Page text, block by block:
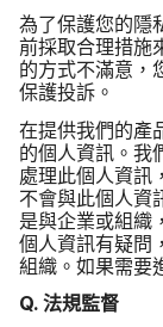
為了​保護​您​的​隱
前​採取​合理​措施​
的​方式​不​滿意，​
保護​投訴。
在​提供​我們​的​產
的​個人​資訊。​我
處理​此​個人​資訊
不會​與​此​個​人​資
是​與​企業​或組織
個人​資訊​有​疑問
組織。​如果​需要​
Q. 法​規監​督